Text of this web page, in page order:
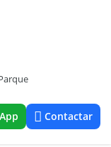
Contactar